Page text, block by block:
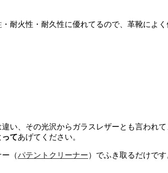
耐火性・耐久性に優れてるので、革靴によ
い、その光沢からガラスレザーとも言われ
ってあげてください。
（パテントクリーナー）でふき取るだけで